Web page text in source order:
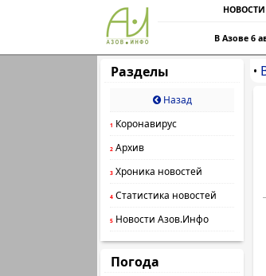
В Азове 6
Разделы
Назад
1 Коронавирус
2 Архив
3 Хроника новостей
4 Статистика новостей
5 Новости Азов.Инфо
Погода
•